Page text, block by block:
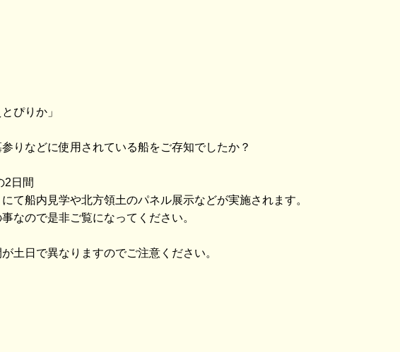
ぴりか」
りなどに使用されている船をご存知でしたか？
2日間
て船内見学や北方領土のパネル展示などが実施されます。
なので是非ご覧になってください。
土日で異なりますのでご注意ください。